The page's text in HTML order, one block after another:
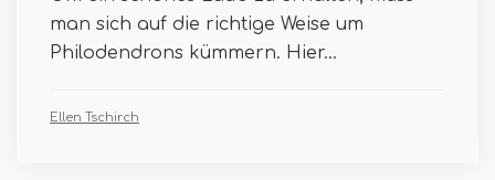
man sich auf die richtige Weise um
Philodendrons kümmern. Hier...
Ellen Tschirch